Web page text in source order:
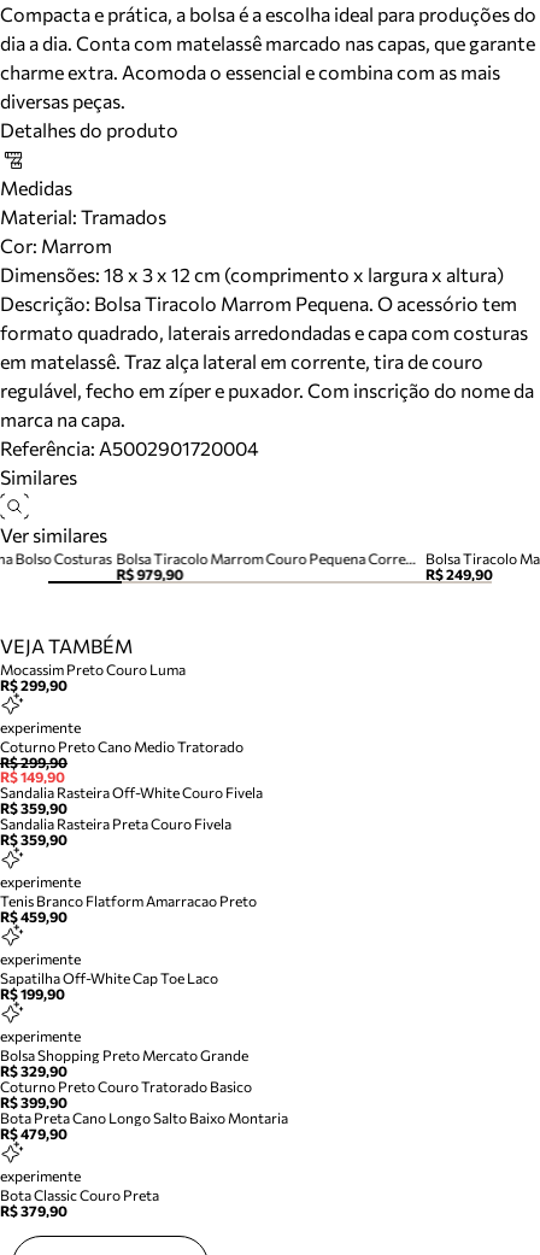
Compacta e prática, a bolsa é a escolha ideal para produções do
dia a dia. Conta com matelassê marcado nas capas, que garante
charme extra. Acomoda o essencial e combina com as mais
diversas peças.
Detalhes do produto
Medidas
Material: Tramados
Cor: Marrom
Dimensões: 18 x 3 x 12 cm (comprimento x largura x altura)
Descrição: Bolsa Tiracolo Marrom Pequena. O acessório tem
formato quadrado, laterais arredondadas e capa com costuras
em matelassê. Traz alça lateral em corrente, tira de couro
regulável, fecho em zíper e puxador. Com inscrição do nome da
marca na capa.
Referência: A5002901720004
Similares
Ver similares
Bolsa Tiracolo Marrom Couro Pequena Corrente
R$ 979,90
Bolsa Tiracolo
R$ 249,90
Bolso Costuras
VEJA TAMBÉM
Mocassim Preto Couro Luma
R$ 299,90
experimente
Coturno Preto Cano Medio Tratorado
R$ 299,90
R$ 149,90
Sandalia Rasteira Off-White Couro Fivela
R$ 359,90
Sandalia Rasteira Preta Couro Fivela
R$ 359,90
experimente
Tenis Branco Flatform Amarracao Preto
R$ 459,90
experimente
Sapatilha Off-White Cap Toe Laco
R$ 199,90
experimente
Bolsa Shopping Preto Mercato Grande
R$ 329,90
Coturno Preto Couro Tratorado Basico
R$ 399,90
Bota Preta Cano Longo Salto Baixo Montaria
R$ 479,90
experimente
Bota Classic Couro Preta
R$ 379,90